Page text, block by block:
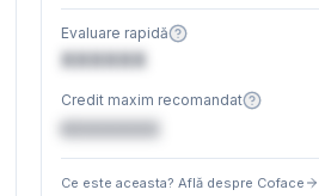
Evaluare rapidă
XXXXXX
Credit maxim recomandat
€XXXXXX
Ce este aceasta? Află despre Coface